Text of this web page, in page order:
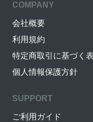
COMPANY
会社概要
利用規約
特定商取引に基づく
個人情報保護方針
SUPPORT
ご利用ガイド